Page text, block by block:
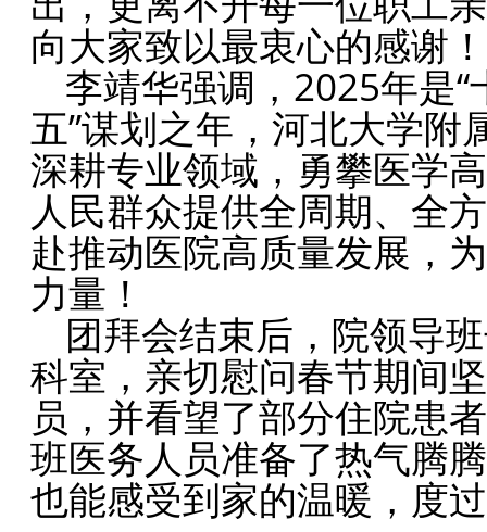
向大家致以最衷心的感谢！
李靖华强调，2025年是“
五”谋划之年，河北大学附
深耕专业领域，勇攀医学
人民群众提供全周期、全
赴推动医院高质量发展，
力量！
团拜会结束后，院领导
科室，亲切慰问春节期间
员，并看望了部分住院患
班医务人员准备了热气腾
也能感受到家的温暖，度